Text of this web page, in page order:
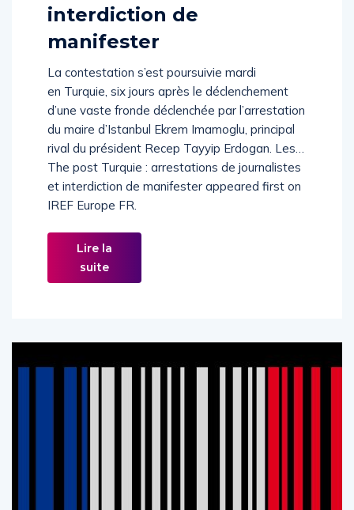
interdiction de
manifester
La contestation s’est poursuivie mardi
en Turquie, six jours après le déclenchement
d’une vaste fronde déclenchée par l’arrestation
du maire d’Istanbul Ekrem Imamoglu, principal
rival du président Recep Tayyip Erdogan. Les…
The post Turquie : arrestations de journalistes
et interdiction de manifester appeared first on
IREF Europe FR.
Lire la
suite